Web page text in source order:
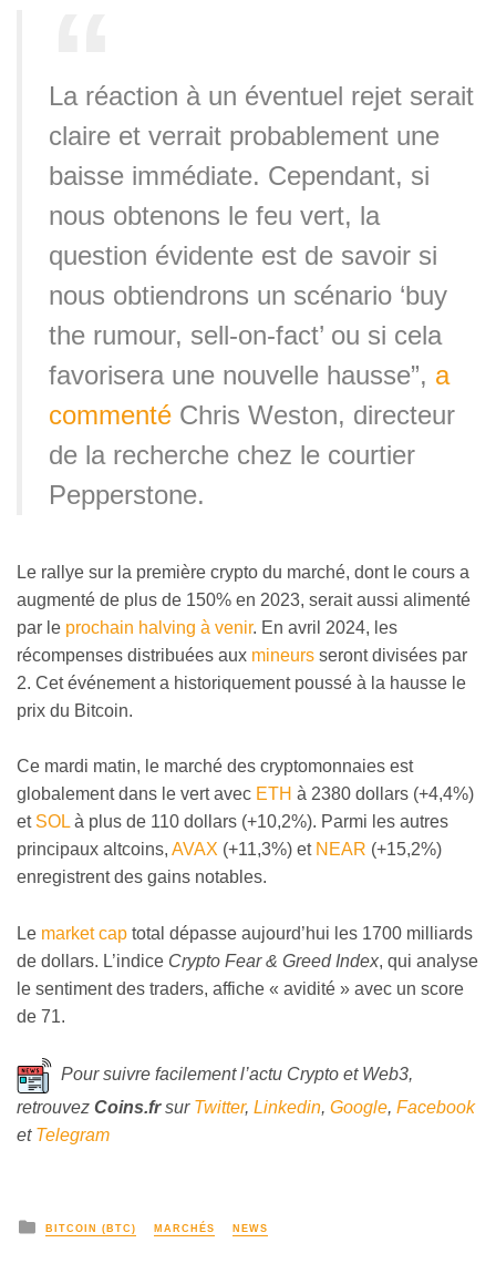
La réaction à un éventuel rejet serait
claire et verrait probablement une
baisse immédiate. Cependant, si
nous obtenons le feu vert, la
question évidente est de savoir si
nous obtiendrons un scénario ‘buy
the rumour, sell-on-fact’ ou si cela
favorisera une nouvelle hausse”, a
commenté Chris Weston, directeur
de la recherche chez le courtier
Pepperstone.
Le rallye sur la première crypto du marché, dont le cours a
augmenté de plus de 150% en 2023, serait aussi alimenté
par le prochain halving à venir. En avril 2024, les
récompenses distribuées aux mineurs seront divisées par
2. Cet événement a historiquement poussé à la hausse le
prix du Bitcoin.
Ce mardi matin, le marché des cryptomonnaies est
globalement dans le vert avec ETH à 2380 dollars (+4,4%)
et SOL à plus de 110 dollars (+10,2%). Parmi les autres
principaux altcoins, AVAX (+11,3%) et NEAR (+15,2%)
enregistrent des gains notables.
Le market cap total dépasse aujourd’hui les 1700 milliards
de dollars. L’indice Crypto Fear & Greed Index, qui analyse
le sentiment des traders, affiche « avidité » avec un score
de 71.
Pour suivre facilement l’actu Crypto et Web3,
retrouvez Coins.frsur Twitter, Linkedin, Google, Facebook
et Telegram
BITCOIN (BTC) MARCHÉS NEWS